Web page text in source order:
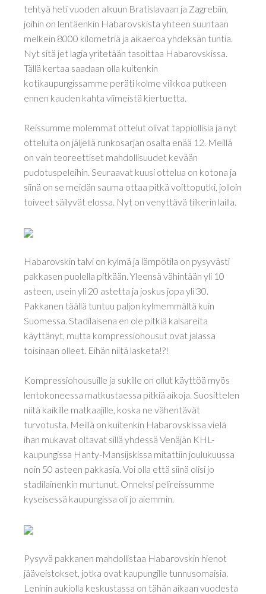
tehtyä heti vuoden alkuun Bratislavaan ja Zagrebiin,
joihin on lentäenkin Habarovskista yhteen suuntaan
melkein 8000 kilometriä ja aikaeroa yhdeksän tuntia.
Nyt sitä jet lagia yritetään tasoittaa Habarovskissa.
Tällä kertaa saadaan olla kuitenkin
kotikaupungissamme peräti kolme viikkoa putkeen
ennen kauden kahta viimeistä kiertuetta.
Reissumme molemmat ottelut olivat tappiollisia ja nyt
otteluita on jäljellä runkosarjan osalta enää 12. Meillä
on vain teoreettiset mahdollisuudet kevään
pudotuspeleihin. Seuraavat kuusi ottelua on kotona ja
siinä on se meidän sauma ottaa pitkä voittoputki, jolloin
toiveet säilyvät elossa. Nyt on venyttävä tiikerin lailla.
Habarovskin talvi on kylmä ja lämpötila on pysyvästi
pakkasen puolella pitkään. Yleensä vähintään yli 10
asteen, usein yli 20 astetta ja joskus jopa yli 30.
Pakkanen täällä tuntuu paljon kylmemmältä kuin
Suomessa. Stadilaisena en ole pitkiä kalsareita
käyttänyt, mutta kompressiohousut ovat jalassa
toisinaan olleet. Eihän niitä lasketa!?!
Kompressiohousuille ja sukille on ollut käyttöä myös
lentokoneessa matkustaessa pitkiä aikoja. Suosittelen
niitä kaikille matkaajille, koska ne vähentävät
turvotusta. Meillä on kuitenkin Habarovskissa vielä
ihan mukavat oltavat sillä yhdessä Venäjän KHL-
kaupungissa Hanty-Mansijskissa mitattiin joulukuussa
noin 50 asteen pakkasia. Voi olla että siinä olisi jo
stadilainenkin murtunut. Onneksi pelireissumme
kyseisessä kaupungissa oli jo aiemmin.
Pysyvä pakkanen mahdollistaa Habarovskin hienot
jääveistokset, jotka ovat kaupungille tunnusomaisia.
Leninin aukiolla keskustassa on tähän aikaan vuodesta